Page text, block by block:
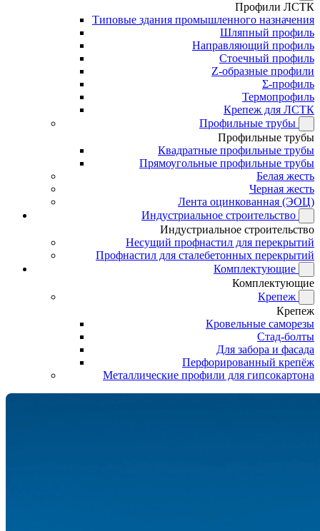
Профили ЛСТК
Типовые здания промышленного назначения
Шляпный профиль
Направляющий профиль
Стоечный профиль
Z-образные профили
Σ-профиль
Термопрофиль
Крепеж для ЛСТК
Профильные трубы
Профильные трубы
Квадратные профильные трубы
Прямоугольные профильные трубы
Белая жесть
Черная жесть
Лента оцинкованная (ЭОЦ)
Индустриальное строительство
Индустриальное строительство
Несущий профнастил для перекрытий
Профнастил для сталебетонных перекрытий
Комплектующие
Комплектующие
Крепеж
Крепеж
Кровельные саморезы
Стад-болты
Для забора и фасада
Перфорированный крепёж
Металлические профили для гипсокартона